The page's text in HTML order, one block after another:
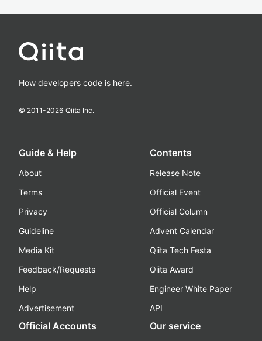
How developers code is here.
© 2011-2026 Qiita Inc.
Guide & Help
About
Terms
Privacy
Guideline
Media Kit
Feedback/Requests
Help
Advertisement
Contents
Release Note
Official Event
Official Column
Advent Calendar
Qiita Tech Festa
Qiita Award
Engineer White Paper
API
Official Accounts Our service